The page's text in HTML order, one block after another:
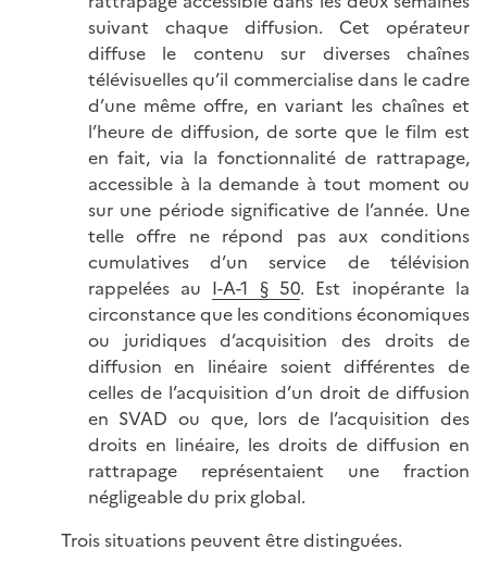
suivant chaque diffusion. Cet opérateur
diffuse le contenu sur diverses chaînes
télévisuelles qu’il commercialise dans le cadre
d’une même offre, en variant les chaînes et
l’heure de diffusion, de sorte que le film est
en fait, via la fonctionnalité de rattrapage,
accessible à la demande à tout moment ou
sur une période significative de l’année. Une
telle offre ne répond pas aux conditions
cumulatives d’un service de télévision
rappelées au I-A-1 § 50. Est inopérante la
circonstance que les conditions économiques
ou juridiques d’acquisition des droits de
diffusion en linéaire soient différentes de
celles de l’acquisition d’un droit de diffusion
en SVAD ou que, lors de l’acquisition des
droits en linéaire, les droits de diffusion en
rattrapage représentaient une fraction
négligeable du prix global.
Trois situations peuvent être distinguées.